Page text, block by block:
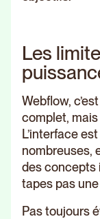
Les
Webflow,
complet,
L’interface
nombreuses,
des concepts
tapes pas
Pas toujours